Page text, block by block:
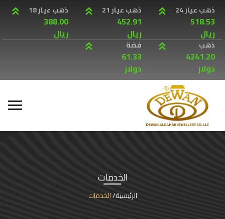
ذهب عيار 24
518.53
ريال
ذهب عيار 21
452.91
ريال
ذهب عيار 18
388.00
ريال
ذهب
4241.20
دولار
فضة
61.33
دولار
الخدمات
الرئيسية الخدمات